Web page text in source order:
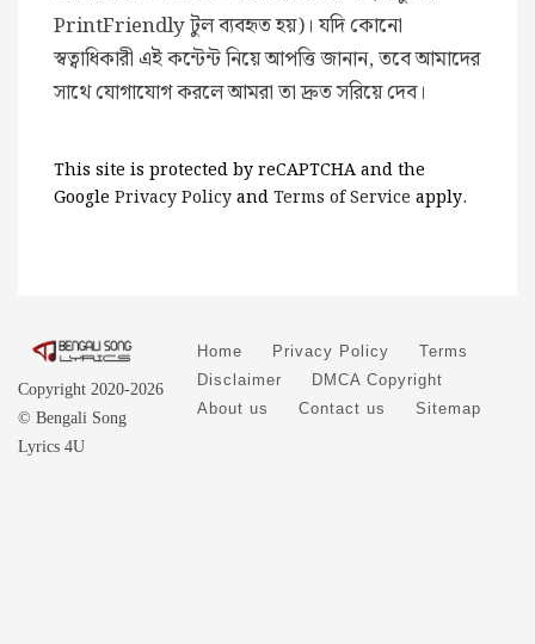
PrintFriendly টুল ব্যবহৃত হয়)। যদি কোনো
স্বত্বাধিকারী এই কন্টেন্ট নিয়ে আপত্তি জানান, তবে আমাদের
সাথে যোগাযোগ করলে আমরা তা দ্রুত সরিয়ে দেব।
This site is protected by reCAPTCHA and the
Google Privacy PolicyandTerms of Service apply.
Copyright 2020-2026
© Bengali Song
Lyrics 4U
Home Privacy Policy
Terms
Disclaimer
DMCA Copyright
About us
Contact us Sitemap